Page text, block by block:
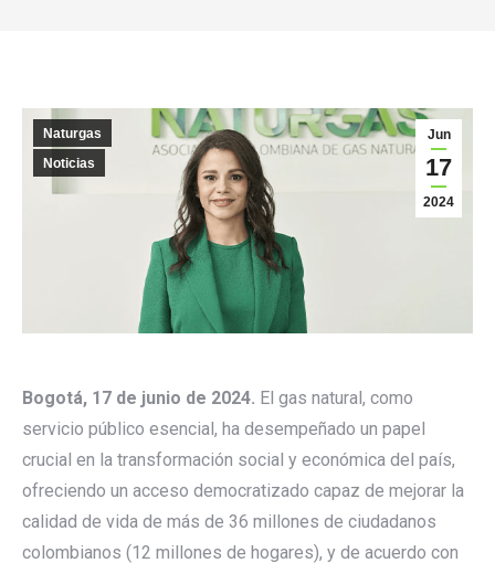
Jun
17
2024
Naturgas
Noticias
Bogotá, 17 de junio de 2024. El gas natural, como
servicio público esencial, ha desempeñado un papel
crucial en la transformación social y económica del país,
ofreciendo un acceso democratizado capaz de mejorar la
calidad de vida de más de 36 millones de ciudadanos
colombianos (12 millones de hogares), y de acuerdo con